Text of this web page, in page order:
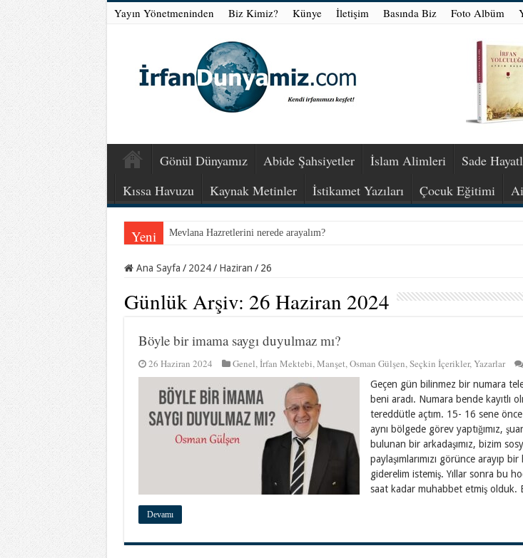
Yayın Yönetmeninden Biz Kimiz? Künye İletişim Basında Biz Foto Albüm
Gönül Dünyamız Abide Şahsiyetler İslam Alimleri Sade
Kıssa Havuzu
Kaynak Metinler İstikamet Yazıları Çocuk Eğitimi
Yeni Mevlana Hazretlerini nerede arayalım?
Ana Sayfa / 2024 / Haziran / 26
Günlük Arşiv: 26 Haziran 2024
Böyle bir imama saygı duyulmaz mı?
26 Haziran 2024 Genel,İrfan Mektebi,Manşet,Osman Gülşen,Seçkin İçerikler,Yazarlar
Geçen gün bilinmez bir numara
beni aradı. Numara bende kayıtlı
tereddütle açtım. 15- 16 sene önce
aynı bölgede görev yaptığımız,
bulunan bir arkadaşımız, bizim
paylaşımlarımızı görünce arayıp
giderelim istemiş. Yıllar sonra bu
saat kadar muhabbet etmiş olduk.
Devamı